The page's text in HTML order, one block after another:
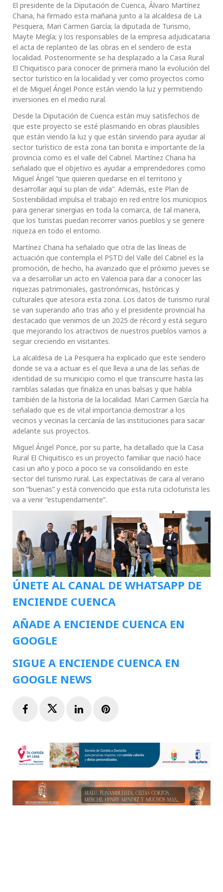
El presidente de la Diputación de Cuenca, Álvaro Martínez
Chana, ha firmado esta mañana junto a la alcaldesa de La
Pesquera, Mari Carmen García; la diputada de Turismo,
Mayte Megía; y los responsables de la empresa adjudicataria
el acta de replanteo de las obras en el sendero de esta
localidad. Posteriormente se ha desplazado a la Casa Rural
El Chiquitisco para conocer de primera mano la evolución del
sector turístico en la localidad y ver como proyectos como
el de Miguel Ángel Ponce están viendo la luz y permitiendo
inversiones en el medio rural.
Desde la Diputación de Cuenca están muy satisfechos de
que este proyecto se esté plasmando en obras plausibles
que están viendo la luz y que están sirviendo para ayudar al
sector turístico de esta zona tan bonita e importante de la
provincia como es el valle del Cabriel. Martínez Chana ha
señalado que el objetivo es ayudar a emprendedores como
Miguel Ángel “que quieren quedarse en el territorio y
desarrollar aquí su plan de vida”. Además, este Plan de
Sostenibilidad impulsa el trabajo en red entre los municipios
para generar sinergias en toda la comarca, de tal manera,
que los turistas puedan recorrer varios pueblos y se genere
riqueza en todo el entorno.
Martínez Chana ha señalado que otra de las líneas de
actuación que contempla el PSTD del Valle del Cabriel es la
promoción, de hecho, ha avanzado que el próximo jueves se
va a desarrollar un acto en Valencia para dar a conocer las
riquezas patrimoniales, gastronómicas, históricas y
culturales que atesora esta zona. Los datos de turismo rural
se van superando año tras año y el presidente provincial ha
destacado que venimos de un 2025 de récord y está seguro
que mejorando los atractivos de nuestros pueblos vamos a
seguir creciendo en visitantes.
La alcaldesa de La Pesquera ha explicado que este sendero
donde se va a actuar es el que lleva a una de las señas de
identidad de su municipio como el que transcurre hasta las
ramblas saladas que finaliza en unas balsas y que habla
también de la historia de la localidad. Mari Carmen García ha
señalado que es de vital importancia demostrar a los
vecinos y vecinas la cercanía de las instituciones para sacar
adelante sus proyectos.
Miguel Ángel Ponce, por su parte, ha detallado que la Casa
Rural El Chiquitisco es un proyecto familiar que nació hace
casi un año y poco a poco se va consolidando en este
sector del turismo rural. Las expectativas de cara al verano
son “buenas” y está convencido que esta ruta cicloturista les
va a venir “estupendamente”.
ÚNETE AL CANAL DE WHATSAPP DE
ENCIENDE CUENCA
AÑADE A ENCIENDE CUENCA EN
GOOGLE
SIGUE A ENCIENDE CUENCA EN
GOOGLE NEWS
FacebookTwitterLinkedInPinterest